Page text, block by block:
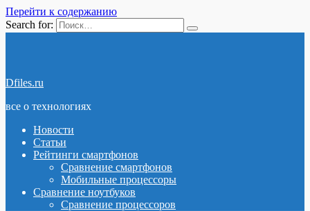
Перейти к содержанию
Search for:
Dfiles.ru
все о технологиях
Новости
Статьи
Рейтинги смартфонов
Сравнение смартфонов
Мобильные процессоры
Сравнение ноутбуков
Сравнение процессоров